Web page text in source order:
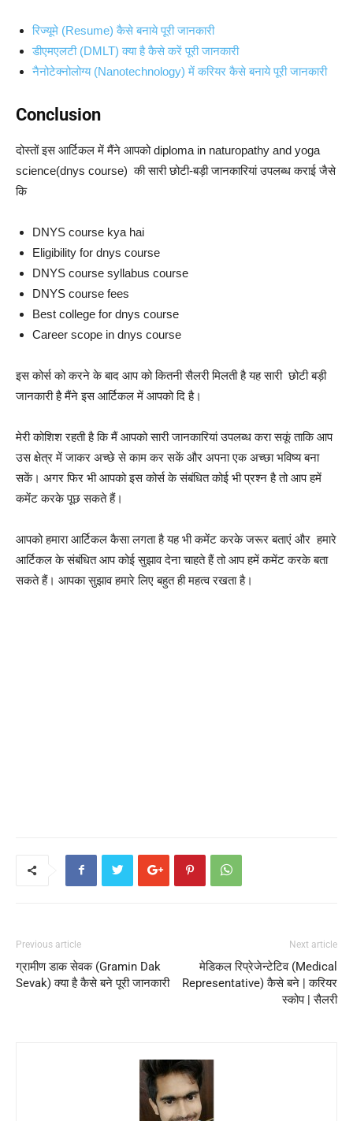
रिज्यूमे (Resume) कैसे बनाये पूरी जानकारी
डीएमएलटी (DMLT) क्या है कैसे करें पूरी जानकारी
नैनोटेक्नोलोग्य (Nanotechnology) में करियर कैसे बनाये पूरी जानकारी
Conclusion
दोस्तों इस आर्टिकल में मैंने आपको diploma in naturopathy and yoga
science(dnys course) की सारी छोटी-बड़ी जानकारियां उपलब्ध कराई जैसे
कि
DNYS course kya hai
Eligibility for dnys course
DNYS course syllabus course
DNYS course fees
Best college for dnys course
Career scope in dnys course
इस कोर्स को करने के बाद आप को कितनी सैलरी मिलती है यह सारी छोटी बड़ी
जानकारी है मैंने इस आर्टिकल में आपको दि है।
मेरी कोशिश रहती है कि मैं आपको सारी जानकारियां उपलब्ध करा सकूं ताकि आप
उस क्षेत्र में जाकर अच्छे से काम कर सकें और अपना एक अच्छा भविष्य बना
सकें। अगर फिर भी आपको इस कोर्स के संबंधित कोई भी प्रश्न है तो आप हमें
कमेंट करके पूछ सकते हैं।
आपको हमारा आर्टिकल कैसा लगता है यह भी कमेंट करके जरूर बताएं और हमारे
आर्टिकल के संबंधित आप कोई सुझाव देना चाहते हैं तो आप हमें कमेंट करके बता
सकते हैं। आपका सुझाव हमारे लिए बहुत ही महत्व रखता है।
Previous article
ग्रामीण डाक सेवक (Gramin Dak
Sevak) क्या है कैसे बने पूरी जानकारी
Next article
मेडिकल रिप्रेजेन्टेटिव (Medical
Representative) कैसे बने | करियर
स्कोप | सैलरी